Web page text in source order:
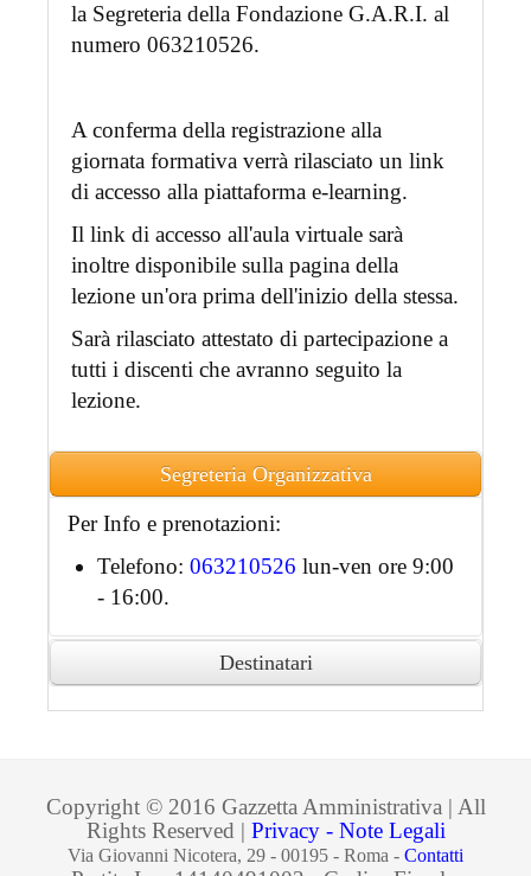
la Segreteria della Fondazione G.A.R.I. al
numero 063210526.
A conferma della registrazione alla
giornata formativa verrà rilasciato un link
di accesso alla piattaforma e-learning.
Il link di accesso all'aula virtuale sarà
inoltre disponibile sulla pagina della
lezione un'ora prima dell'inizio della stessa.
Sarà rilasciato attestato di partecipazione a
tutti i discenti che avranno seguito la
lezione.
Segreteria Organizzativa
Per Info e prenotazioni:
Telefono: 063210526 lun-ven ore 9:00
- 16:00.
Destinatari
Ai partecipanti accreditati sarà rilasciato
Copyright © 2016 Gazzetta Amministrativa | All
Rights Reserved | Privacy - Note Legali
Via Giovanni Nicotera, 29 - 00195 - Roma - Contatti